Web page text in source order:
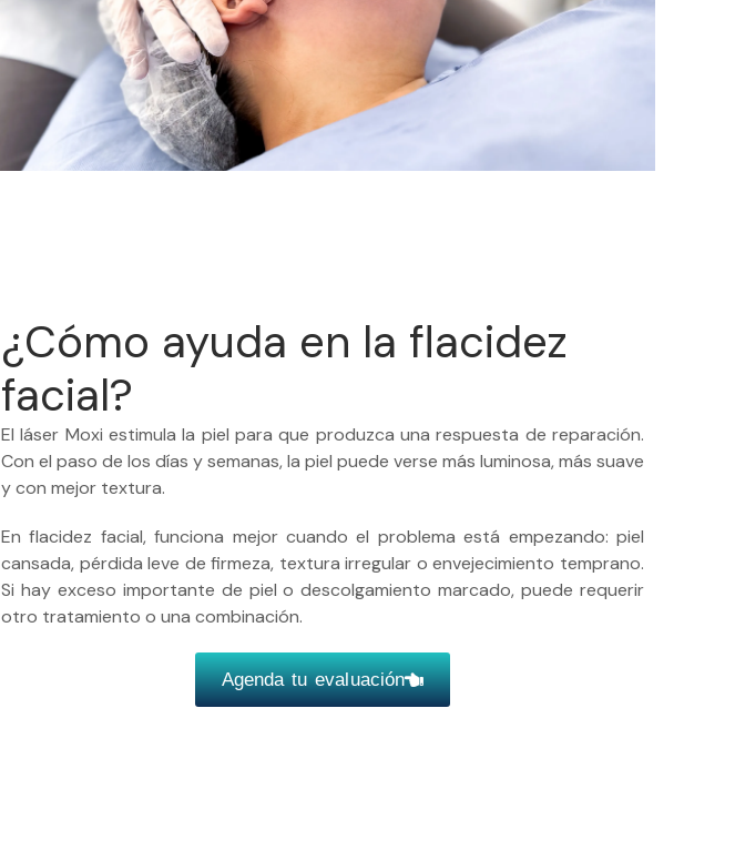
¿Cómo ayuda en la flacidez
facial?
El láser Moxi estimula la piel para que produzca una respuesta de reparación.
Con el paso de los días y semanas, la piel puede verse más luminosa, más suave
y con mejor textura.
En flacidez facial, funciona mejor cuando el problema está empezando: piel
cansada, pérdida leve de firmeza, textura irregular o envejecimiento temprano.
Si hay exceso importante de piel o descolgamiento marcado, puede requerir
otro tratamiento o una combinación.
Agenda tu evaluación